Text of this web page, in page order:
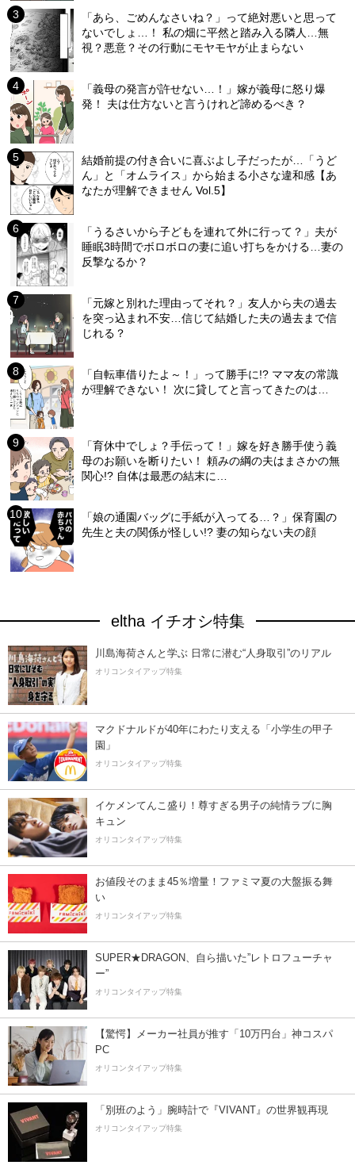
「あら、ごめんなさいね？」って絶対悪いと思って
ないでしょ…！ 私の畑に平然と踏み入る隣人…無
視？悪意？その行動にモヤモヤが止まらない
「義母の発言が許せない…！」嫁が義母に怒り爆
発！ 夫は仕方ないと言うけれど諦めるべき？
結婚前提の付き合いに喜ぶよし子だったが…「うど
ん」と「オムライス」から始まる小さな違和感【あ
なたが理解できません Vol.5】
「うるさいから子どもを連れて外に行って？」夫が
睡眠3時間でボロボロの妻に追い打ちをかける…妻の
反撃なるか？
「元嫁と別れた理由ってそれ？」友人から夫の過去
を突っ込まれ不安…信じて結婚した夫の過去まで信
じれる？
「自転車借りたよ～！」って勝手に!? ママ友の常識
が理解できない！ 次に貸してと言ってきたのは…
「育休中でしょ？手伝って！」嫁を好き勝手使う義
母のお願いを断りたい！ 頼みの綱の夫はまさかの無
関心!? 自体は最悪の結末に…
「娘の通園バッグに手紙が入ってる…？」保育園の
先生と夫の関係が怪しい!? 妻の知らない夫の顔
eltha イチオシ特集
川島海荷さんと学ぶ 日常に潜む“人身取引”のリアル
オリコンタイアップ特集
マクドナルドが40年にわたり支える「小学生の甲子
園」
オリコンタイアップ特集
イケメンてんこ盛り！尊すぎる男子の純情ラブに胸
キュン
オリコンタイアップ特集
お値段そのまま45％増量！ファミマ夏の大盤振る舞
い
オリコンタイアップ特集
SUPER★DRAGON、自ら描いた”レトロフューチャ
ー”
オリコンタイアップ特集
【驚愕】メーカー社員が推す「10万円台」神コスパ
PC
オリコンタイアップ特集
「別班のよう」腕時計で『VIVANT』の世界観再現
オリコンタイアップ特集